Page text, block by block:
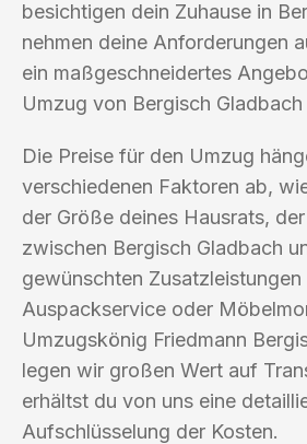
besichtigen dein Zuhause in
nehmen deine Anforderungen
ein maßgeschneidertes
Umzug von Bergisch
Die Preise für den Umzug
verschiedenen Faktoren ab,
der Größe deines Hausrats,
zwischen Bergisch Gladbach
gewünschten
Auspackservice oder
Umzugskönig Friedmann
legen wir großen Wert auf
erhältst du von uns eine
Aufschlüsselung der Kosten.